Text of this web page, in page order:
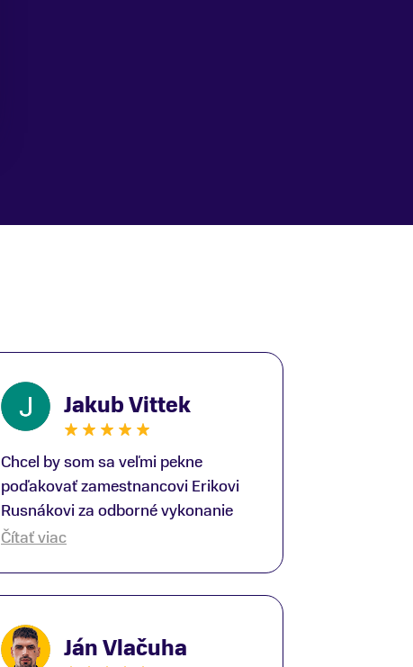
Jakub Vittek
Chcel by som sa veľmi pekne
poďakovať zamestnancovi Erikovi
Rusnákovi za odborné vykonanie
bike-fittingu. Je to super človek na
otázky odpovedal bez zaváhania.
Ešte raz ďakujem.
Čítať viac
Ján Vlačuha